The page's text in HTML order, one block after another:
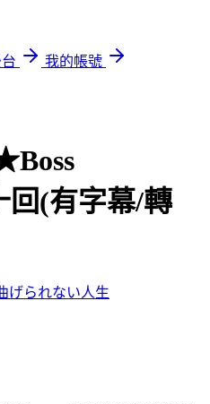
我的帳號
(有字幕/轉
げられない人生